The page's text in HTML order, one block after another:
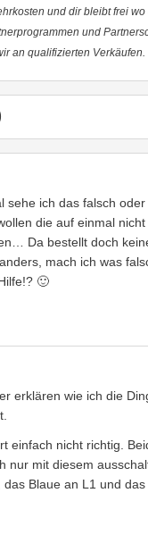
und dir bleibt frei
und
an qualifizierten Verkäufen.
sehe ich das falsch
die auf einmal
Da bestellt doch
mach ich was
🙂
erklären wie ich die
einfach nicht richtig.
nur mit diesem
das Blaue an L1 und